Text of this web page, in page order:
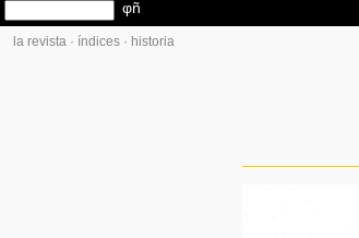
la revista · índices · historia